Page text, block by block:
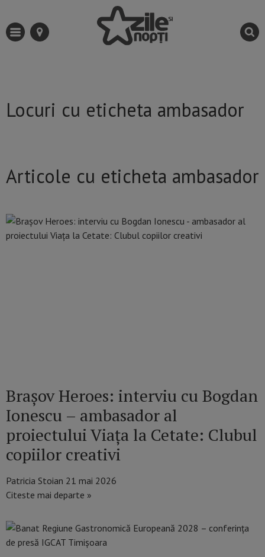
Locuri cu eticheta ambasador
Articole cu eticheta ambasador
Brașov Heroes: interviu cu Bogdan
Ionescu – ambasador al
proiectului Viața la Cetate: Clubul
copiilor creativi
Patricia Stoian 21 mai 2026
Citeste mai departe »